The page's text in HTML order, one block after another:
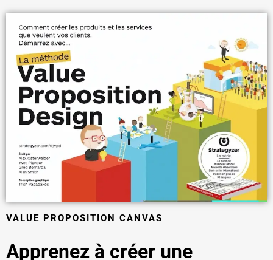
VALUE PROPOSITION CANVAS
Apprenez à créer une